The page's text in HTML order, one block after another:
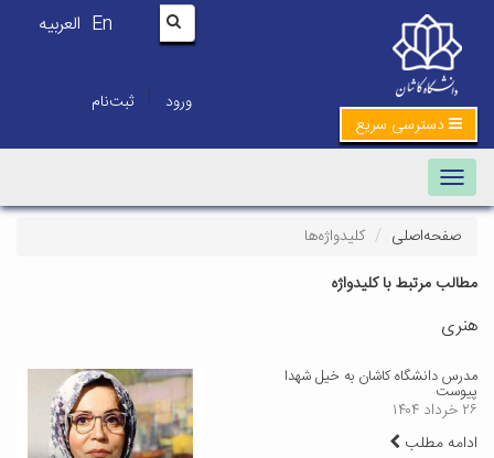
En العربیه
ورود | ثبت‌نام
دسترسی سریع
Toggle navigation
صفحه‌اصلی
کلیدواژه‌ها
مطالب مرتبط با کلیدواژه
هنری
مدرس دانشگاه کاشان به خیل شهدا
پیوست
۲۶ خرداد ۱۴۰۴
ادامه مطلب